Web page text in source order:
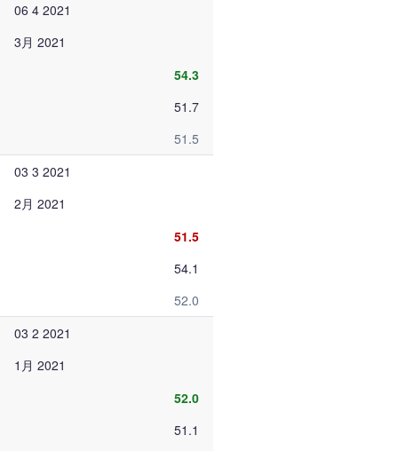
06 4 2021
3月 2021
54.3
51.7
51.5
03 3 2021
2月 2021
51.5
54.1
52.0
03 2 2021
1月 2021
52.0
51.1